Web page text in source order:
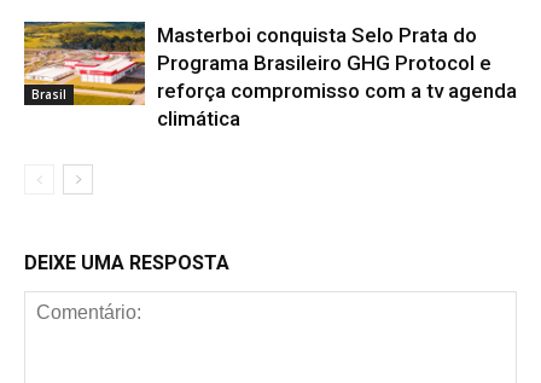
Brasil
Masterboi conquista Selo Prata do
Programa Brasileiro GHG Protocol e
reforça compromisso com a tv agenda
climática
DEIXE UMA RESPOSTA